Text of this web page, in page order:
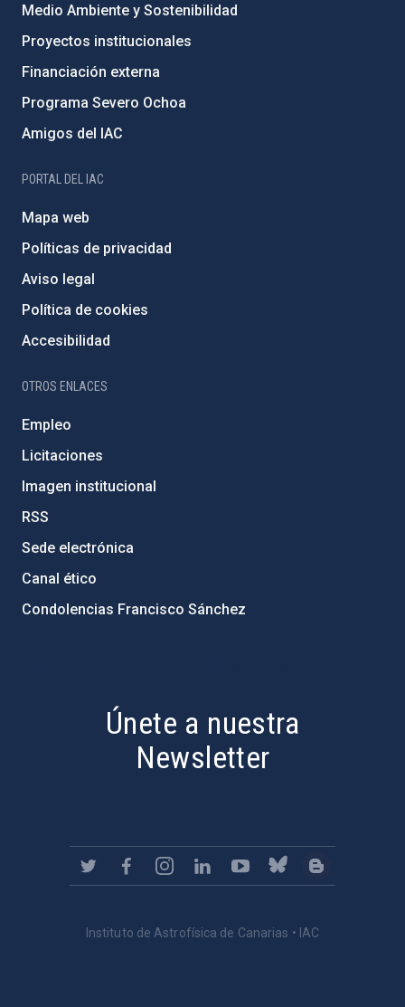
Medio Ambiente y Sostenibilidad
Proyectos institucionales
Financiación externa
Programa Severo Ochoa
Amigos del IAC
PORTAL DEL IAC
Mapa web
Políticas de privacidad
Aviso legal
Política de cookies
Accesibilidad
OTROS ENLACES
Empleo
Licitaciones
Imagen institucional
RSS
Sede electrónica
Canal ético
Condolencias Francisco Sánchez
Únete a nuestra
Newsletter
Instituto de Astrofísica de Canarias • IAC